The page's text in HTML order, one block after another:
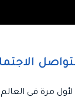
مرة فى